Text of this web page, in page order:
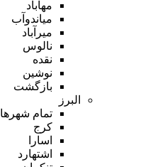
مهاباد
میاندوآب
میرآباد
نالوس
نقده
نوشین
بازگشت
البرز
تمام شهر‌ها
کرج
اسارا
اشتهارد